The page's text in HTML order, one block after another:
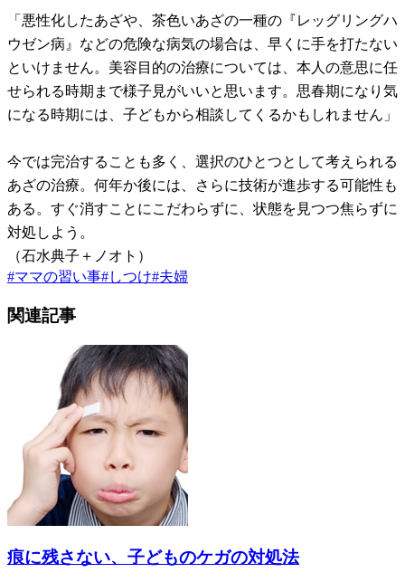
「悪性化したあざや、茶色いあざの一種の『レッグリングハ
ウゼン病』などの危険な病気の場合は、早くに手を打たない
といけません。美容目的の治療については、本人の意思に任
せられる時期まで様子見がいいと思います。思春期になり気
になる時期には、子どもから相談してくるかもしれません」
今では完治することも多く、選択のひとつとして考えられる
あざの治療。何年か後には、さらに技術が進歩する可能性も
ある。すぐ消すことにこだわらずに、状態を見つつ焦らずに
対処しよう。
（石水典子＋ノオト）
#ママの習い事#しつけ#夫婦
関連記事
痕に残さない、子どものケガの対処法